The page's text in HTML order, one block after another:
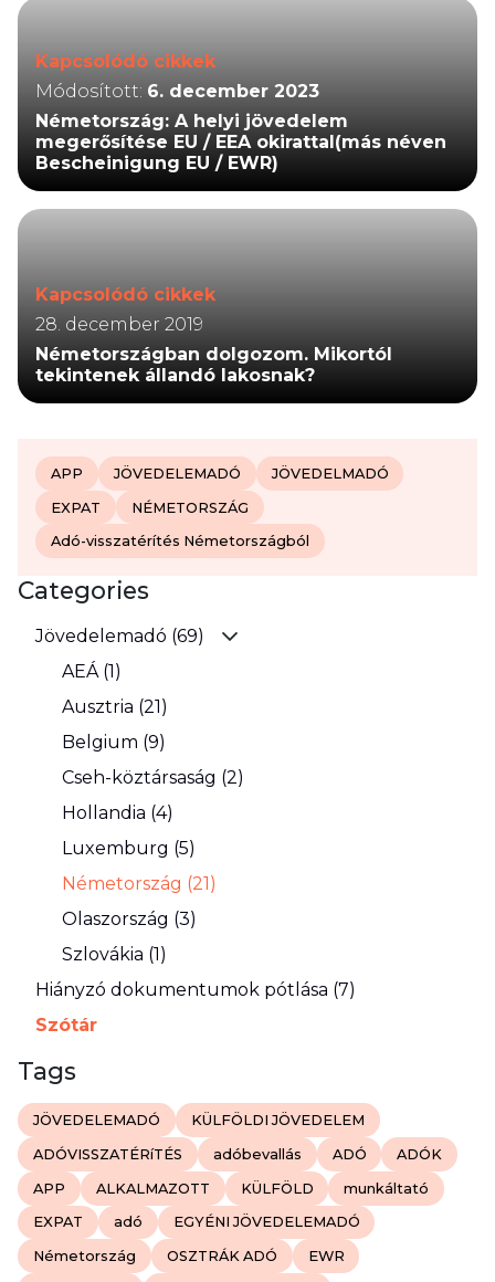
Kapcsolódó cikkek
Módosított: 6. december 2023
Németország: A helyi jövedelem
megerősítése EU / EEA okirattal(más néven
Bescheinigung EU / EWR)
Kapcsolódó cikkek
28. december 2019
Németországban dolgozom. Mikortól
tekintenek állandó lakosnak?
APP JÖVEDELEMADÓ JÖVEDELMADÓ
EXPAT NÉMETORSZÁG
Adó-visszatérítés Németországból
Categories
Jövedelemadó (69)
AEÁ (1)
Ausztria (21)
Belgium (9)
Cseh-köztársaság (2)
Hollandia (4)
Luxemburg (5)
Németország (21)
Olaszország (3)
Szlovákia (1)
Hiányzó dokumentumok pótlása (7)
Szótár
Tags
JÖVEDELEMADÓ KÜLFÖLDI JÖVEDELEM
ADÓVISSZATÉRíTÉS adóbevallás ADÓ ADÓK
APP ALKALMAZOTT KÜLFÖLD munkáltató
EXPAT adó EGYÉNI JÖVEDELEMADÓ
Németország OSZTRÁK ADÓ EWR